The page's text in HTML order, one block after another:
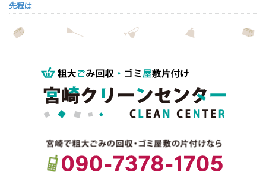
先程は